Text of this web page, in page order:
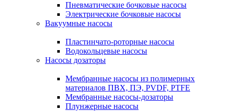
Пневматические бочковые насосы
Электрические бочковые насосы
Вакуумные насосы
Пластинчато-роторные насосы
Водокольцевые насосы
Насосы дозаторы
Мембранные насосы из полимерных
материалов ПВХ, ПЭ, PVDF, PTFE
Мембранные насосы-дозаторы
Плунжерные насосы